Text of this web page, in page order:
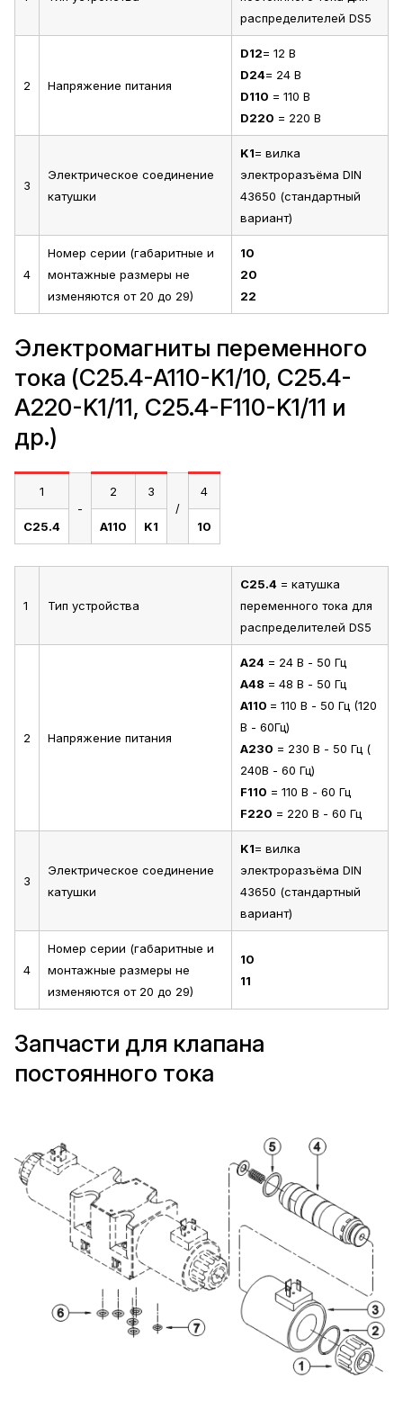
распределителей DS5
2 Напряжение питания
D12= 12 В
D24= 24 В
D110 = 110 В
D220 = 220 В
3
Электрическое соединение
катушки
K1= вилка
электроразъёма DIN
43650 (стандартный
вариант)
4
Номер серии (габаритные и
монтажные размеры не
изменяются от 20 до 29)
10
20
22
Электромагниты переменного
тока (C25.4-A110-K1/10, C25.4-
A220-K1/11, C25.4-F110-K1/11 и
др.)
1
-
2
3
/
4
C25.4 A110 K1 10
1 Тип устройства
C25.4 = катушка
переменного тока для
распределителей DS5
2 Напряжение питания
A24 = 24 В - 50 Гц
A48 = 48 В - 50 Гц
A110 = 110 В - 50 Гц (120
В - 60Гц)
A230 = 230 В - 50 Гц (
240В - 60 Гц)
F110 = 110 В - 60 Гц
F220 = 220 В - 60 Гц
3
Электрическое соединение
катушки
K1= вилка
электроразъёма DIN
43650 (стандартный
вариант)
4
Номер серии (габаритные и
монтажные размеры не
изменяются от 20 до 29)
10
11
Запчасти для клапана
постоянного тока